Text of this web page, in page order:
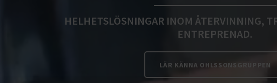
HELHETSLÖSNINGAR INOM ÅTERVINNING,
ENTREPRENAD.
LÄR KÄNNA OHLSSONSGRUPPEN